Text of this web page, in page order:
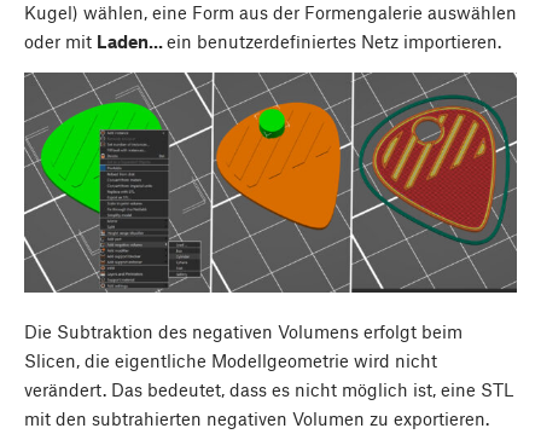
Kugel) wählen, eine Form aus der Formengalerie auswählen
oder mit Laden...ein benutzerdefiniertes Netz importieren.
Die Subtraktion des negativen Volumens erfolgt beim
Slicen, die eigentliche Modellgeometrie wird nicht
verändert. Das bedeutet, dass es nicht möglich ist, eine STL
mit den subtrahierten negativen Volumen zu exportieren.